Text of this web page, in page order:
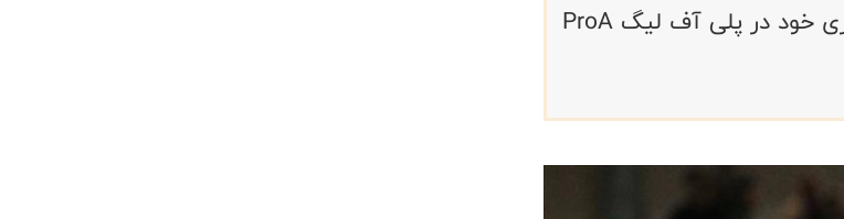
گلادیاتورز تریر با حضور بهنام یخچالی به دومین پیروزی خود در پلی آف لیگ ProA